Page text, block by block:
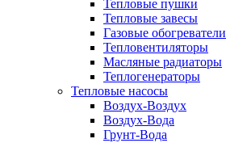
Тепловые пушки
Тепловые завесы
Газовые обогреватели
Тепловентиляторы
Масляные радиаторы
Теплогенераторы
Тепловые насосы
Воздух-Воздух
Воздух-Вода
Грунт-Вода